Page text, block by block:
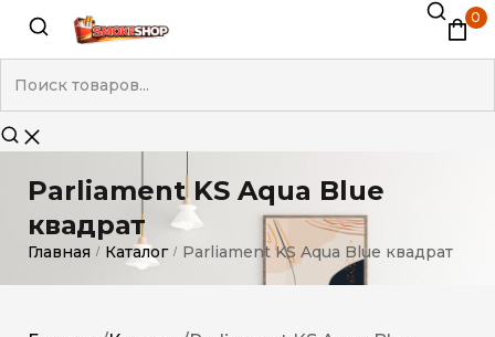
0
Parliament KS Aqua Blue
квадрат
Главная / Каталог / Parliament KS Aqua Blue квадрат